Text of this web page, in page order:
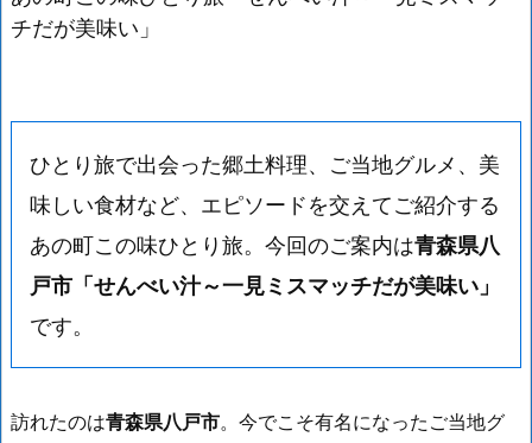
チだが美味い」
ひとり旅で出会った郷土料理、ご当地グルメ、美
味しい食材など、エピソードを交えてご紹介する
あの町この味ひとり旅。今回のご案内は青森県八
戸市「せんべい汁～一見ミスマッチだが美味い」
です。
訪れたのは青森県八戸市。今でこそ有名になったご当地グ